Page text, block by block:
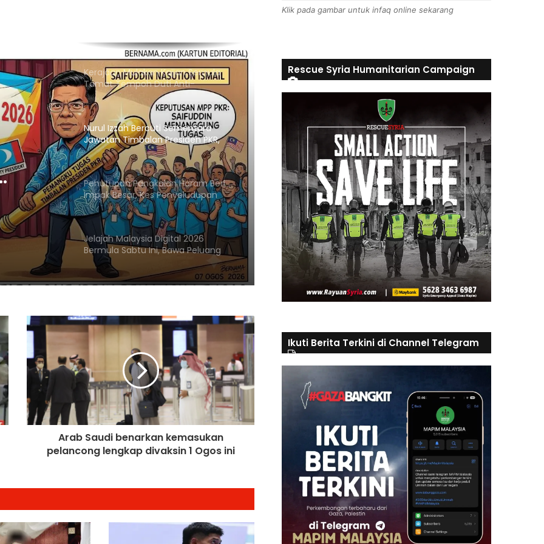
Lambakan Import Gegelung Keluli
China, Vietnam
Nurul Izzah Bercuti Sementara
Jawatan Timbalan Presiden PKR,
Saifuddin Pemangku Tugas
Penutupan Pangkalan Haram Beri
Impak Besar, Kes Penyeludupan
Petrol dan Diesel Menjunam
Jelajah Malaysia Digital 2026
Bermula Sabtu Ini, Bawa Peluang
Ekonomi ke Komuniti Setempat
Malaysia Dipilih Jadi Tuan Rumah
Kongres Farmasi Dunia 2027
Keterjaminan Makanan
Ketua Mossad Pecat Dua Pegawai
Kanan Kerana Plot Gagal Guling
Kerajaan Iran
Itali Bakal Berdepan Gelombang
Haba Ekstrem Selama 10 Hari Lagi,
Suhu Mencecah 48°C
Empat Rakyat Palestin Cedera,
Rakam Percakapan Bekas CFO
Arab Saudi benarkan kemasukan
pelancong lengkap divaksin 1 Ogos ini
Klik pada gambar untuk infaq online sekarang
Rescue Syria Humanitarian Campaign
Ikuti Berita Terkini di Channel Telegram